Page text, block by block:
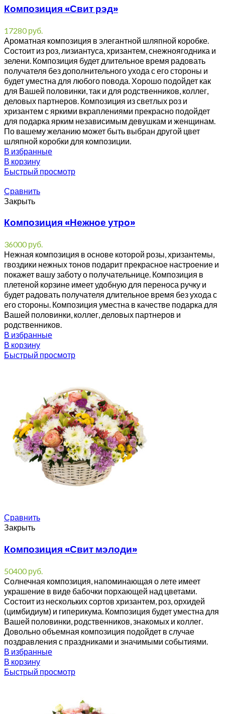
Композиция «Свит рэд»
17280руб.
Ароматная композиция в элегантной шляпной коробке.
Состоит из роз, лизиантуса, хризантем, снежноягодника и
зелени. Композиция будет длительное время радовать
получателя без дополнительного ухода с его стороны и
будет уместна для любого повода. Хорошо подойдет как
для Вашей половинки, так и для родственников, коллег,
деловых партнеров. Композиция из светлых роз и
хризантем с яркими вкраплениями прекрасно подойдет
для подарка ярким независимым девушкам и женщинам.
По вашему желанию может быть выбран другой цвет
шляпной коробки для композиции.
В избранные
В корзину
Быстрый просмотр
Сравнить
Закрыть
Композиция «Нежное утро»
36000руб.
Нежная композиция в основе которой розы, хризантемы,
гвоздики нежных тонов подарит прекрасное настроение и
покажет вашу заботу о получательнице. Композиция в
плетеной корзине имеет удобную для переноса ручку и
будет радовать получателя длительное время без ухода с
его стороны. Композиция уместна в качестве подарка для
Вашей половинки, коллег, деловых партнеров и
родственников.
В избранные
В корзину
Быстрый просмотр
Сравнить
Закрыть
Композиция «Свит мэлоди»
50400руб.
Солнечная композиция, напоминающая о лете имеет
украшение в виде бабочки порхающей над цветами.
Состоит из нескольких сортов хризантем, роз, орхидей
(цимбидиум) и гиперикума. Композиция будет уместна для
Вашей половинки, родственников, знакомых и коллег.
Довольно объемная композиция подойдет в случае
поздравления с праздниками и значимыми событиями.
В избранные
В корзину
Быстрый просмотр